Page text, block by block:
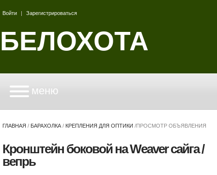
Войти | Зарегистрироваться
БЕЛОХОТА
меню
ГЛАВНАЯ / БАРАХОЛКА / КРЕПЛЕНИЯ ДЛЯ ОПТИКИ /ПРОСМОТР ОБЪЯВЛЕНИЯ
Кронштейн боковой на Weaver сайга /
вепрь